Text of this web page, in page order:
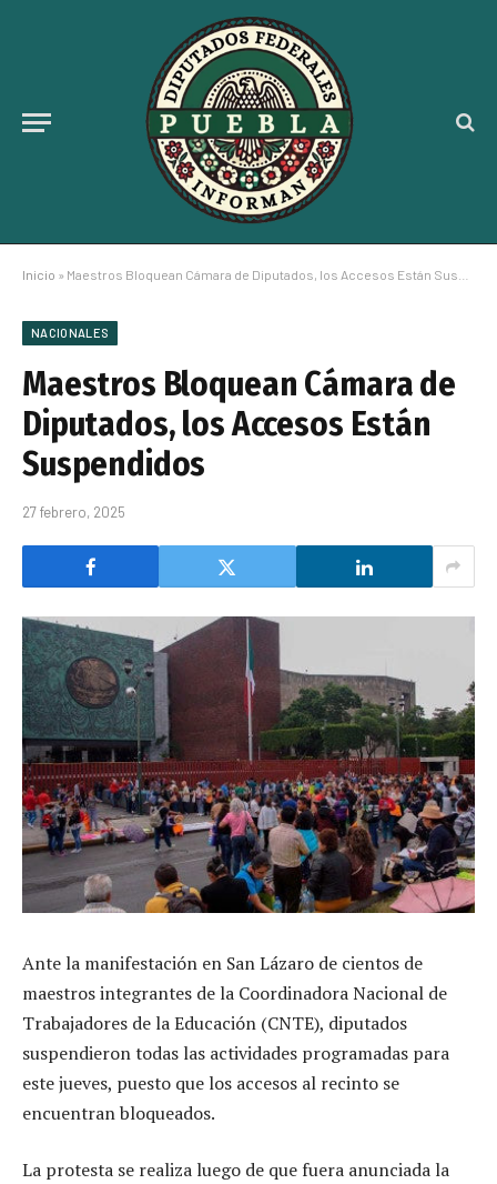
Inicio » Maestros Bloquean Cámara de Diputados, los Accesos Están Suspendidos
NACIONALES
Maestros Bloquean Cámara de
Diputados, los Accesos Están
Suspendidos
27 febrero, 2025
Ante la manifestación en San Lázaro de cientos de
maestros integrantes de la Coordinadora Nacional de
Trabajadores de la Educación (CNTE), diputados
suspendieron todas las actividades programadas para
este jueves, puesto que los accesos al recinto se
encuentran bloqueados.
La protesta se realiza luego de que fuera anunciada la